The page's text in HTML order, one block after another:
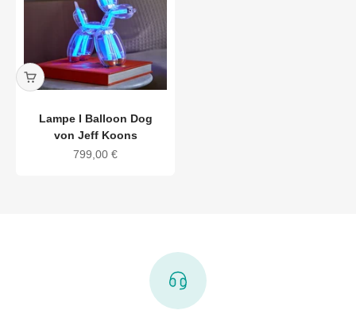
Lampe I Balloon Dog
von Jeff Koons
Angebot
799,00 €